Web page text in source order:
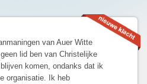
van Auer Witte
lid ben van Christelijke
komen, ondanks dat ik
organisatie. Ik heb